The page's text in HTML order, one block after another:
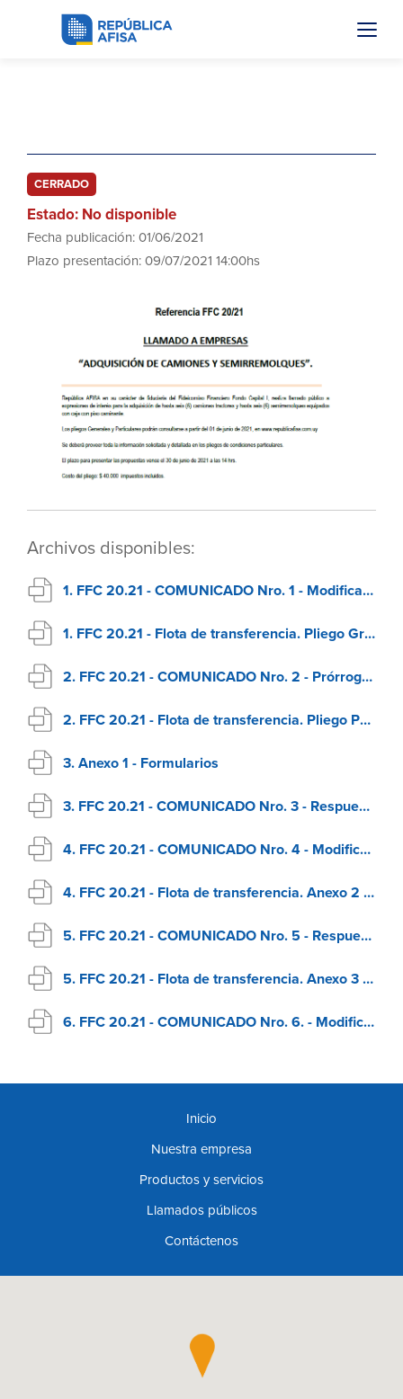
CERRADO
Estado: No disponible
Fecha publicación: 01/06/2021
Plazo presentación: 09/07/2021 14:00hs
Archivos disponibles:
1. FFC 20.21 - COMUNICADO Nro. 1 - Modificaciones
1. FFC 20.21 - Flota de transferencia. Pliego Gral de Condiciones
2. FFC 20.21 - COMUNICADO Nro. 2 - Prórroga de plazo
2. FFC 20.21 - Flota de transferencia. Pliego Particular
3. Anexo 1 - Formularios
3. FFC 20.21 - COMUNICADO Nro. 3 - Respuestas a consultas
4. FFC 20.21 - COMUNICADO Nro. 4 - Modificación PCP - 7.3
4. FFC 20.21 - Flota de transferencia. Anexo 2 - Contenido de la Expresión de interés
5. FFC 20.21 - COMUNICADO Nro. 5 - Respuestas a consultas
5. FFC 20.21 - Flota de transferencia. Anexo 3 - Criterios de evaluación
6. FFC 20.21 - COMUNICADO Nro. 6. - Modificación 6.6. Garage
Inicio
Nuestra empresa
Productos y servicios
Llamados públicos
Contáctenos